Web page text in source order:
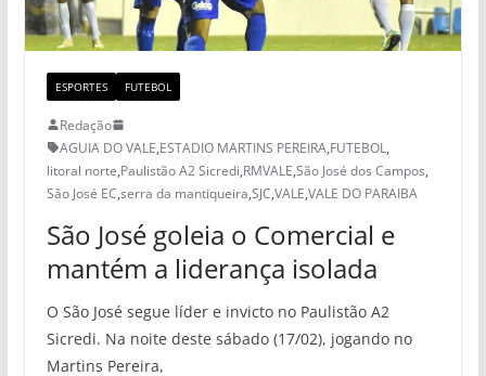
ESPORTES FUTEBOL
Redação
AGUIA DO VALE,ESTADIO MARTINS PEREIRA,FUTEBOL,
litoral norte,Paulistão A2 Sicredi,RMVALE,São José dos Campos,
São José EC,serra da mantiqueira,SJC,VALE,VALE DO PARAIBA
São José goleia o Comercial e
mantém a liderança isolada
O São José segue líder e invicto no Paulistão A2
Sicredi. Na noite deste sábado (17/02), jogando no
Martins Pereira,